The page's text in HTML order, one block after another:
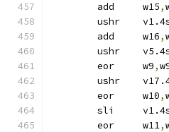
	add	w15
,
ushr
	add	w16
,
ushr
	eor	w9
,
ushr
	eor	w10
,
sli
	eor	w11
,